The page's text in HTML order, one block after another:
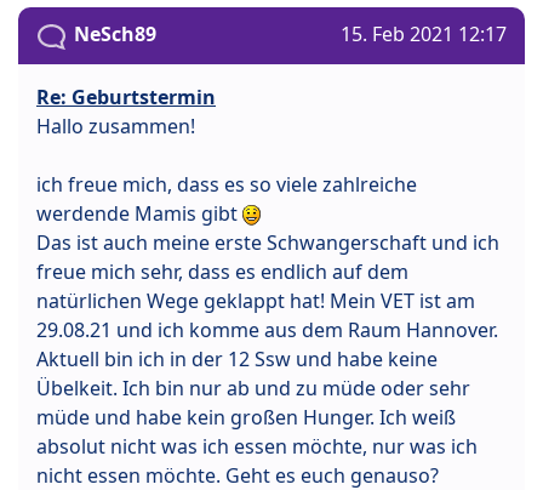
NeSch89 15. Feb 2021 12:17
Re: Geburtstermin
Hallo zusammen!
ich freue mich, dass es so viele zahlreiche
werdende Mamis gibt
Das ist auch meine erste Schwangerschaft und ich
freue mich sehr, dass es endlich auf dem
natürlichen Wege geklappt hat! Mein VET ist am
29.08.21 und ich komme aus dem Raum Hannover.
Aktuell bin ich in der 12 Ssw und habe keine
Übelkeit. Ich bin nur ab und zu müde oder sehr
müde und habe kein großen Hunger. Ich weiß
absolut nicht was ich essen möchte, nur was ich
nicht essen möchte. Geht es euch genauso?